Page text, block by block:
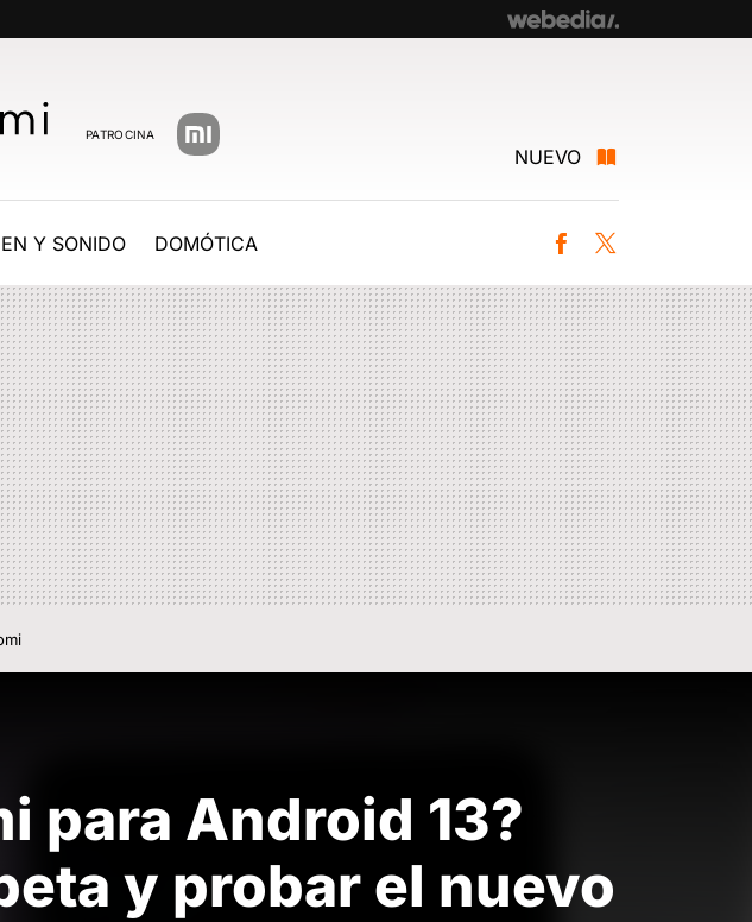
PATROCINA
NUEVO
Y SONIDO DOMÓTICA Facebook
para Android 13?
y probar el nuevo